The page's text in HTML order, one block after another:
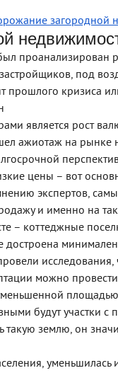
загородной
проанализирован
под
прошлого кризиса
является рост
ажиотаж на
цены – вот
экспертов,
и именно на
– коттеджные
достроена
исследования,
можно
будут участки
такую землю, он
уменьшилась